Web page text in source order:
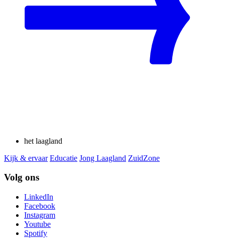
het laagland
Kijk & ervaar Educatie Jong Laagland ZuidZone
Volg ons
LinkedIn
Facebook
Instagram
Youtube
Spotify